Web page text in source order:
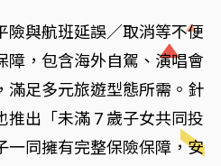
險與航班延誤／取消等不便
障，包含海外自駕、演唱會
滿足多元旅遊型態所需。針
推出「未滿 7 歲子女共同投
一同擁有完整保險保障，安